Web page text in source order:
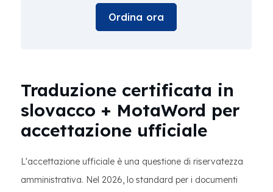
Ordina ora
Traduzione certificata in
slovacco + MotaWord per
accettazione ufficiale
L'accettazione ufficiale è una questione di riservatezza
amministrativa. Nel 2026, lo standard per i documenti